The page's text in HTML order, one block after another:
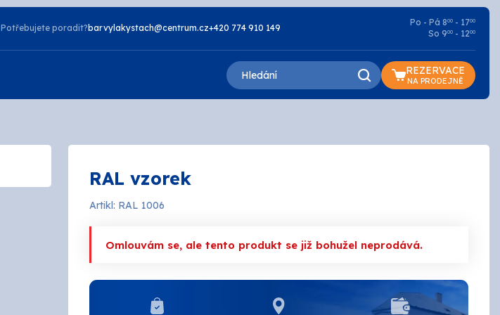
Potřebujete poradit? barvylakystach@centrum.cz+420 774 910 149
Po - Pá 800 - 1700
So 900 - 1200
REZERVACE
NA PRODEJNĚ
Laky
Silikonové
RAL vzorek
Artikl: RAL 1006
Omlouvám se, ale tento produkt se již bohužel neprodává.